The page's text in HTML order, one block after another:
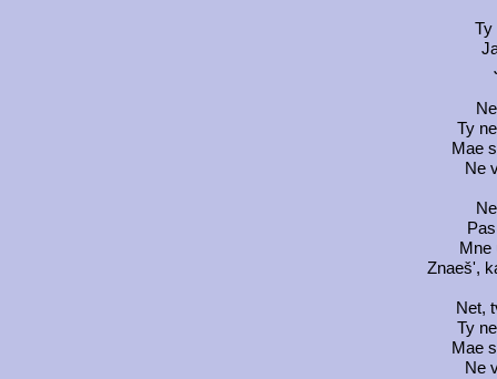
Ty
Ty
Mae
Ne
Mne
Znaeš',
Net,
Ty
Mae
Ne